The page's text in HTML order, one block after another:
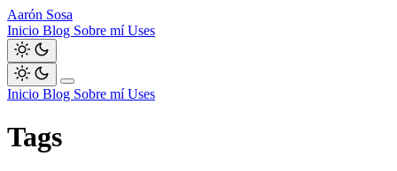
Aarón Sosa
Inicio Blog Sobre míUses
Inicio Blog Sobre míUses
Tags